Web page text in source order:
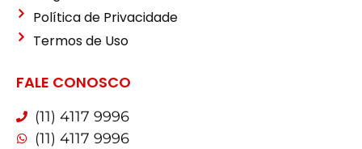
Política de Privacidade
Termos de Uso
FALE CONOSCO
(11) 4117 9996
(11) 4117 9996